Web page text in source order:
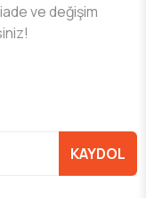
ve değişim
KAYDOL